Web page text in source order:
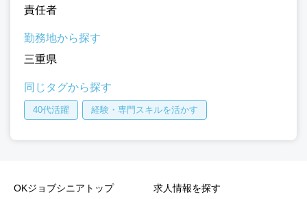
責任者
勤務地から探す
三重県
同じタグから探す
40代活躍 経験・専門スキルを活かす
OKジョブシニアトップ 求人情報を探す